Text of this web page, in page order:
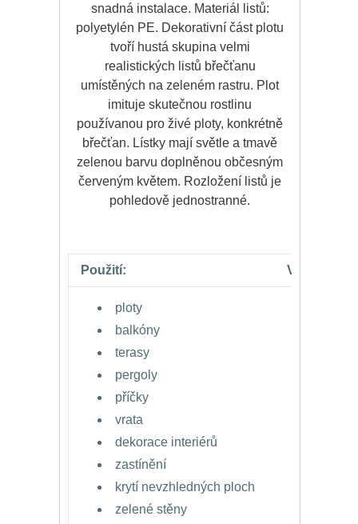
snadná instalace. Materiál listů:
polyetylén PE. Dekorativní část plotu
tvoří hustá skupina velmi
realistických listů břečťanu
umístěných na zeleném rastru. Plot
imituje skutečnou rostlinu
používanou pro živé ploty, konkrétně
břečťan. Lístky mají světle a tmavě
zelenou barvu doplněnou občesným
červeným květem. Rozložení listů je
pohledově jednostranné.
Použití: Výhody:
ploty
balkóny
terasy
pergoly
příčky
vrata
dekorace interiérů
zastínění
krytí nevzhledných ploch
zelené stěny